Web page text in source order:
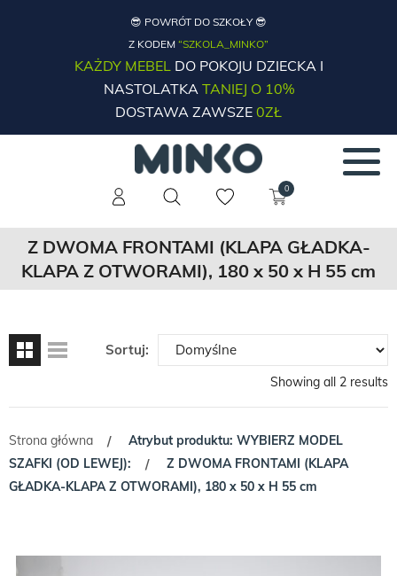
😎 POWRÓT DO SZKOŁY 😎
Z KODEM “SZKOLA_MINKO”
KAŻDY MEBELDO POKOJU DZIECKA I
NASTOLATKATANIEJ O 10%
DOSTAWA ZAWSZE 0ZŁ
0
Z DWOMA FRONTAMI (KLAPA GŁADKA-
KLAPA Z OTWORAMI), 180 x 50 x H 55 cm
Sortuj:
Showing all 2 results
Strona główna /
Atrybut produktu: WYBIERZ MODEL
SZAFKI (OD LEWEJ):
/
Z DWOMA FRONTAMI (KLAPA
GŁADKA-KLAPA Z OTWORAMI), 180 x 50 x H 55 cm